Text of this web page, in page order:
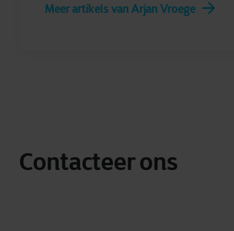
Meer artikels van Arjan Vroege
Contacteer ons